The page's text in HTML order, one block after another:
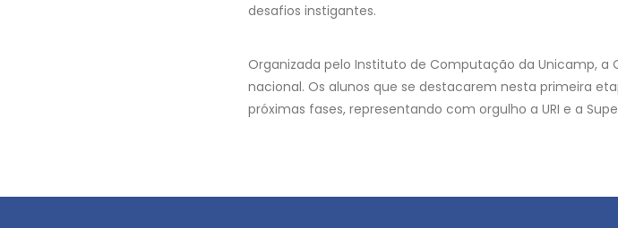
desafios instigantes.
Organizada pelo Instituto de Computação da Unicamp, a
nacional. Os alunos que se destacarem nesta primeira
próximas fases, representando com orgulho a URI e a